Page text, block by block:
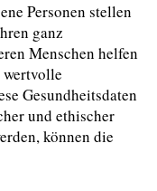
Personen stellen
ganz
Menschen helfen
Gesundheitsdaten
und ethischer
können die